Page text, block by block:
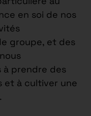
en soi de nos
groupe, et des
à prendre des
et à cultiver une